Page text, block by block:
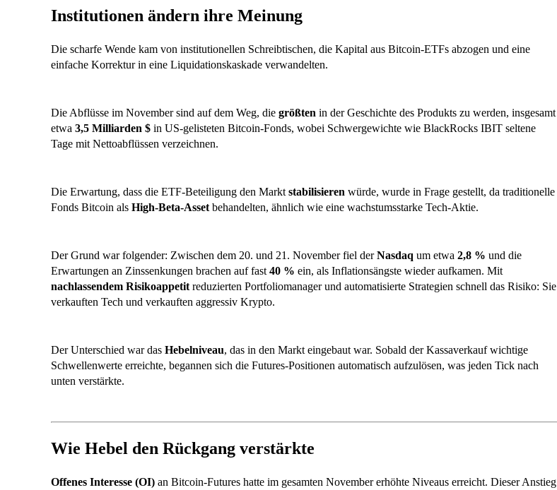
Institutionen ändern ihre Meinung
Die scharfe Wende kam von institutionellen Schreibtischen, die Kapital aus Bitcoin-ETFs abzogen und eine
einfache Korrektur in eine Liquidationskaskade verwandelten.
Die Abflüsse im November sind auf dem Weg, die größten in der Geschichte des Produkts zu werden, insgesamt
etwa 3,5 Milliarden $ in US-gelisteten Bitcoin-Fonds, wobei Schwergewichte wie BlackRocks IBIT seltene
Tage mit Nettoabflüssen verzeichnen.
Die Erwartung, dass die ETF-Beteiligung den Markt stabilisieren würde, wurde in Frage gestellt, da traditionelle
Fonds Bitcoin als High-Beta-Asset behandelten, ähnlich wie eine wachstumsstarke Tech-Aktie.
Der Grund war folgender: Zwischen dem 20. und 21. November fiel derNasdaq um etwa 2,8 % und die
Erwartungen an Zinssenkungen brachen auf fast 40 % ein, als Inflationsängste wieder aufkamen. Mit
nachlassendem Risikoappetit reduzierten Portfoliomanager und automatisierte Strategien schnell das Risiko: Sie
verkauften Tech und verkauften aggressiv Krypto.
Der Unterschied war das Hebelniveau, das in den Markt eingebaut war. Sobald der Kassaverkauf wichtige
Schwellenwerte erreichte, begannen sich die Futures-Positionen automatisch aufzulösen, was jeden Tick nach
unten verstärkte.
Wie Hebel den Rückgang verstärkte
Offenes Interesse (OI) an Bitcoin-Futures hatte im gesamten November erhöhte Niveaus erreicht. Dieser Anstieg